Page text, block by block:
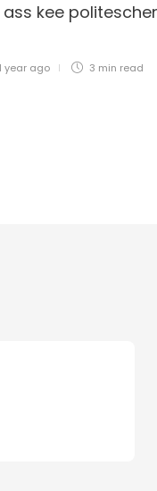
ass kee
1 year ago 3 min read